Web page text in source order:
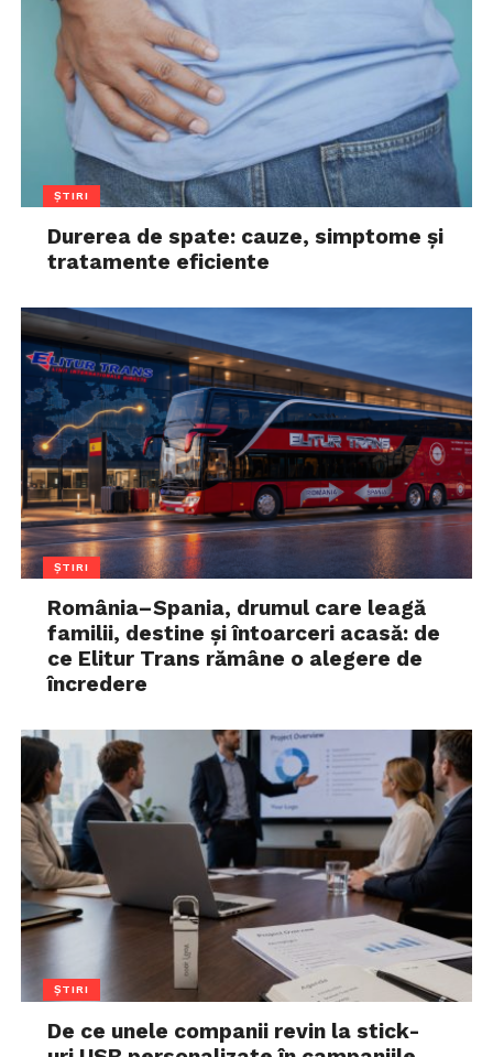
ȘTIRI
Durerea de spate: cauze, simptome și
tratamente eficiente
ȘTIRI
România–Spania, drumul care leagă
familii, destine și întoarceri acasă: de
ce Elitur Trans rămâne o alegere de
încredere
ȘTIRI
De ce unele companii revin la stick-